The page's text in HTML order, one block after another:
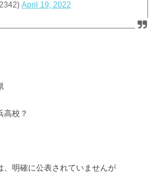
April 19, 2022
高校？
、明確に公表されていませんが